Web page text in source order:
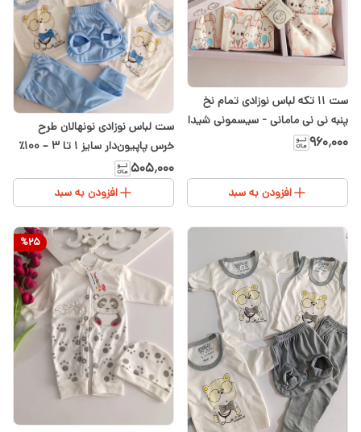
ست 11 تکه لباس نوزادی تمام نخ
پنبه نی نی مامانی - سیسمونی شیدا
طرح خرگوش
۹۶۰٬۰۰۰
افزودن به سبد
ست لباس نوزادی نونهالان طرح
خرس پاپیون‌دار سایز ۱ تا ۳ – ۱۰۰٪
نخ پنبه
۵۰۵٬۰۰۰
افزودن به سبد
%25